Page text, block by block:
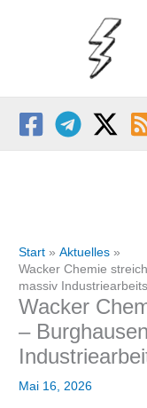
Start
Aktuelles
Wacker Chemie
massiv
Wacker
–
Mai 16, 2026